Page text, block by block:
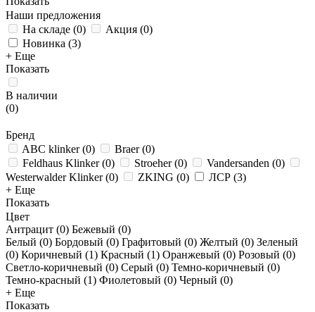
Наши предложения
На складе (0) Акция (0)
Новинка (3)
+ Еще
Показать
В наличии
(0)
Бренд
ABC klinker(0) Braer(0)
Feldhaus Klinker(0) Stroeher(0) Vandersanden (0)
Westerwalder Klinker(0) ZKING (0) ЛСР (3)
+ Еще
Показать
Цвет
Антрацит (0) Бежевый (0)
Белый (0) Бордовый (0) Графитовый (0) Желтый (0) Зеленый
(0) Коричневый (1) Красный (1) Оранжевый (0) Розовый (0)
Светло-коричневый (0) Серый (0) Темно-коричневый (0)
Темно-красный (1) Фиолетовый (0) Черный (0)
+ Еще
Показать